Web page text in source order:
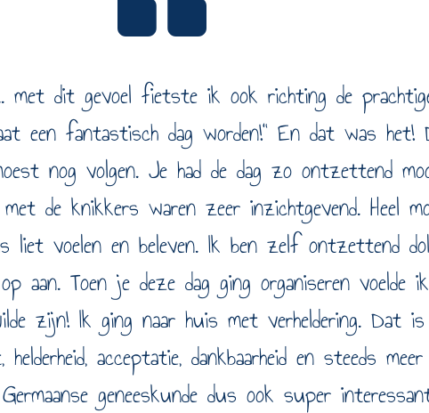
met dit gevoel fietste ik ook richting de
een fantastisch dag worden!" En dat was het!
nog volgen. Je had de dag zo ontzettend
de knikkers waren zeer inzichtgevend. Heel
liet voelen en beleven. Ik ben zelf ontzettend
aan. Toen je deze dag ging organiseren voelde
zijn! Ik ging naar huis met verheldering. Dat
acceptatie, dankbaarheid en steeds
geneeskunde dus ook super